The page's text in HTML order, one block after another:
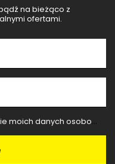
na bieżąco z
ofertami.
newslettera z informacją handlową (marketing). Więcej w